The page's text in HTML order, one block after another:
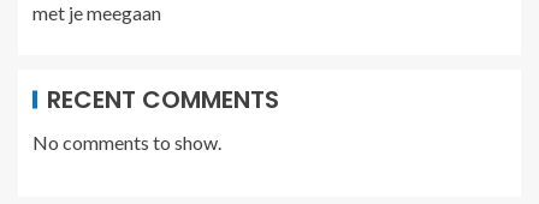
met je meegaan
RECENT COMMENTS
No comments to show.